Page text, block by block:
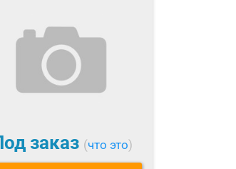
заказ (что это)